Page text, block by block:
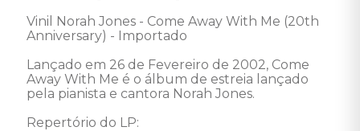
Vinil Norah Jones - Come Away With Me (20th
Anniversary) - Importado
Lançado em 26 de Fevereiro de 2002, Come
Away With Me é o álbum de estreia lançado
pela pianista e cantora Norah Jones.
Repertório do LP: